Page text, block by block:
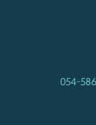
054-